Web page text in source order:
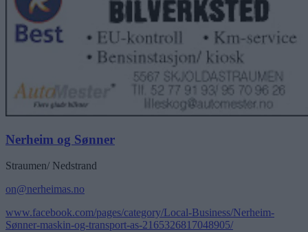
Nerheim og Sønner
Straumen/ Nedstrand
on@nerheimas.no
www.facebook.com/pages/category/Local-Business/Nerheim-
Sønner-maskin-og-transport-as-2165326817048905/